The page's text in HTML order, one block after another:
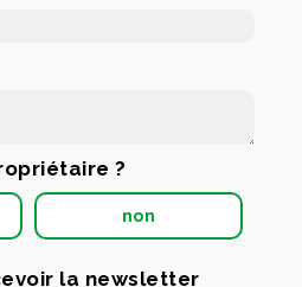
?
non
la newsletter